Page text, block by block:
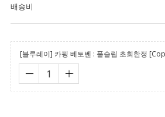
배송비
[블루레이] 카핑 베토벤 : 풀슬립 초회한정